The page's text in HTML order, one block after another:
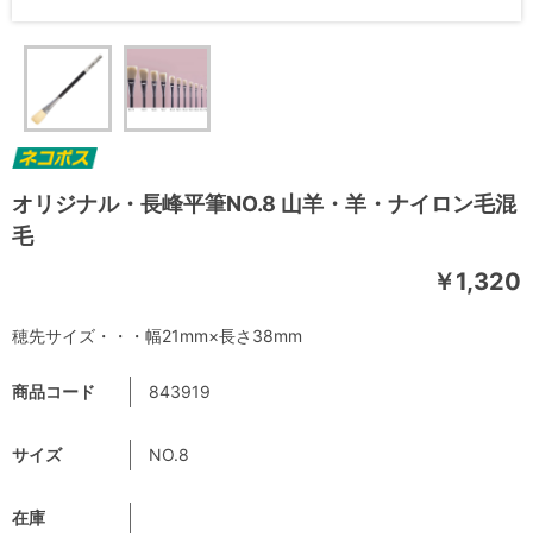
オリジナル・長峰平筆NO.8 山羊・羊・ナイロン毛混
毛
￥1,320
商品コード 843919
サイズ NO.8
在庫
穂先サイズ・・・幅21mm×長さ38mm